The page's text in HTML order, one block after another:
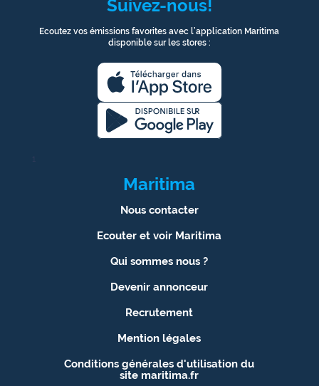
Suivez-nous!
Ecoutez vos émissions favorites avec l’application Maritima
disponible sur les stores :
1
Maritima
Nous contacter
Ecouter et voir Maritima
Qui sommes nous ?
Devenir annonceur
Recrutement
Mention légales
Conditions générales d'utilisation du
site maritima.fr